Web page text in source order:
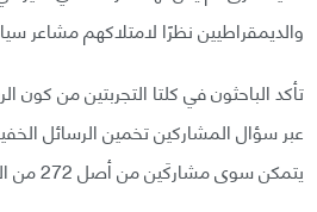
والديمقراطيين نظرًا لامتلاكهم مشاعر
تأكد الباحثون في كلتا التجربتين من كون
عبر سؤال المشاركين تخمين الرسائل
يتمكن سوى مشاركَين من أصل 272 من التخمين بصورة صحيحة.